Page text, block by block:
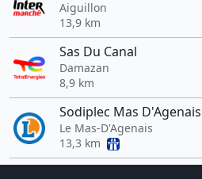
Aiguillon
13,9 km
Sas Du Canal
Damazan
8,9 km
Sodiplec Mas D'Agenais
Le Mas-D'Agenais
13,3 km